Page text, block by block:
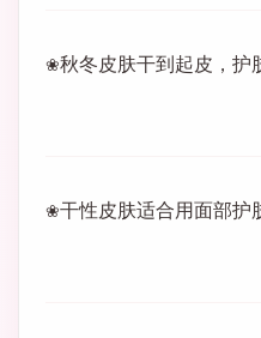
秋冬皮肤干到起皮，护
干性皮肤适合用面部护